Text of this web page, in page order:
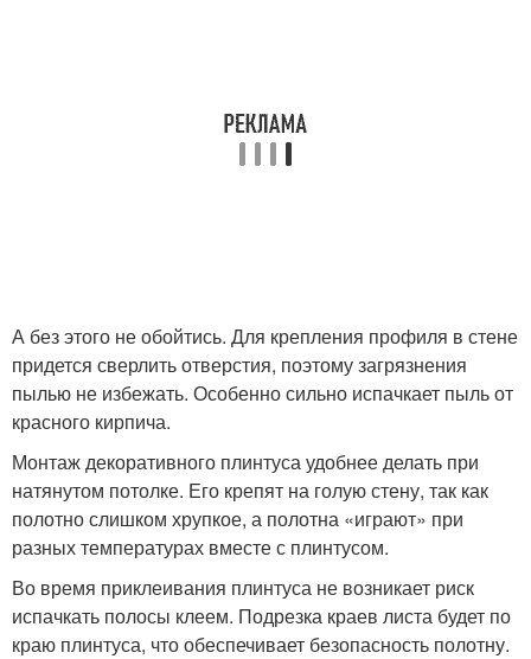
А без этого не обойтись. Для крепления профиля в стене
придется сверлить отверстия, поэтому загрязнения
пылью не избежать. Особенно сильно испачкает пыль от
красного кирпича.
Монтаж декоративного плинтуса удобнее делать при
натянутом потолке. Его крепят на голую стену, так как
полотно слишком хрупкое, а полотна «играют» при
разных температурах вместе с плинтусом.
Во время приклеивания плинтуса не возникает риск
испачкать полосы клеем. Подрезка краев листа будет по
краю плинтуса, что обеспечивает безопасность полотну.